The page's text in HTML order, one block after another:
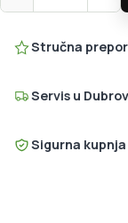
Stručna
Servis u
Sigurna kupnja